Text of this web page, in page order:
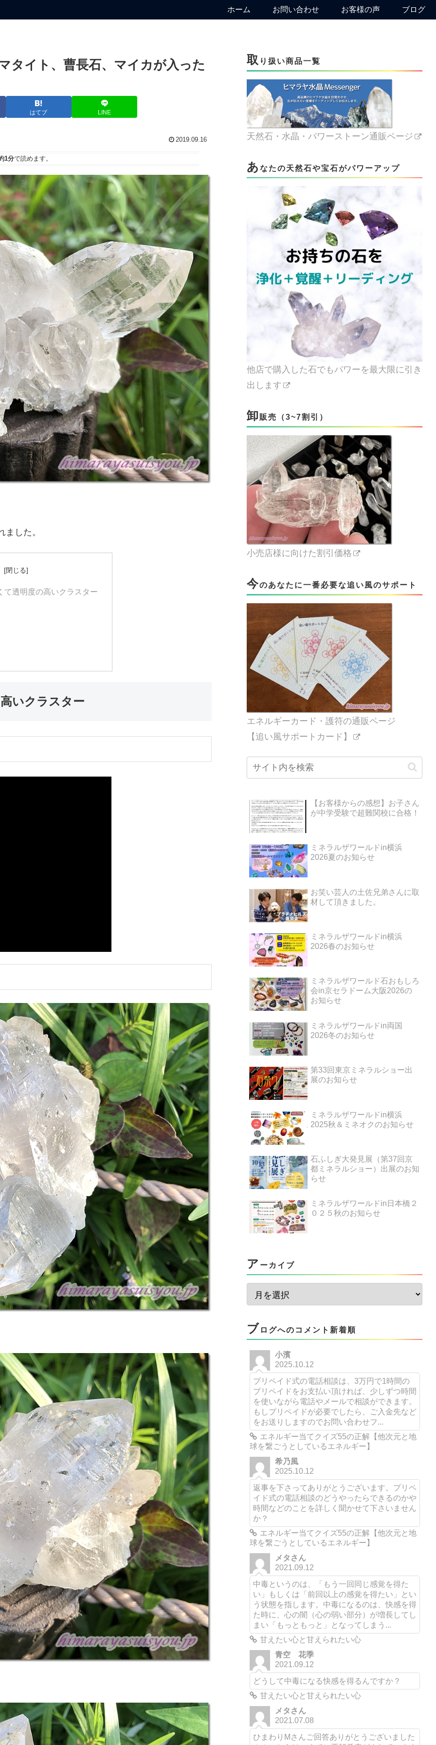
ホーム お問い合わせ お客様の声 ブログ
タイト、曹長石、マイカが入った
はてブ LINE
2019.09.16
1分で読めます。
ました。
て透明度の高いクラスター
いクラスター
取 り扱い商品一覧
天然石・水晶・パワーストーン通販ページ
あなたの天然石や宝石がパワーアップ
他店で購入した石でもパワーを最大限に引き
出します
卸 販売（3~7割引）
小売店様に向けた割引価格
今のあなたに一番必要な追い風のサポート
エネルギーカード・護符の通販ページ
【追い風サポートカード】
【お客様からの感想】お子さん
が中学受験で超難関校に合格！
ミネラルザワールドin横浜
2026夏のお知らせ
お笑い芸人の土佐兄弟さんに取
材して頂きました。
ミネラルザワールドin横浜
2026春のお知らせ
ミネラルザワールド石おもしろ
会in京セラドーム大阪2026の
お知らせ
ミネラルザワールドin両国
2026冬のお知らせ
第33回東京ミネラルショー出
展のお知らせ
ミネラルザワールドin横浜
2025秋＆ミネオクのお知らせ
石ふしぎ大発見展（第37回京
都ミネラルショー）出展のお知
らせ
ミネラルザワールドin日本橋２
０２５秋のお知らせ
ア ーカイブ
ブ ログへのコメント新着順
小濱
2025.10.12
プリペイド式の電話相談は、3万円で1時間の
プリペイドをお支払い頂ければ、少しずつ時間
を使いながら電話やメールで相談ができます。
もしプリペイドが必要でしたら、ご入金先など
をお送りしますのでお問い合わせフ...
エネルギー当てクイズ55の正解【他次元と地
球を繋ごうとしているエネルギー】
希乃風
2025.10.12
返事を下さってありがとうございます。プリペ
イド式の電話相談のどうやったらできるのかや
時間などのことを詳しく聞かせて下さいません
か？
エネルギー当てクイズ55の正解【他次元と地
球を繋ごうとしているエネルギー】
メタさん
2021.09.12
中毒というのは、「もう一回同じ感覚を得た
い」もしくは「前回以上の感覚を得たい」とい
う状態を指します。中毒になるのは、快感を得
た時に、心の闇（心の弱い部分）が増長してし
まい「もっともっと」となってしまう...
甘えたい心と甘えられたい心
青空 花季
2021.09.12
どうして中毒になる快感を得るんですか？
甘えたい心と甘えられたい心
メタさん
2021.07.08
ひまわりMさんご回答ありがとうございました